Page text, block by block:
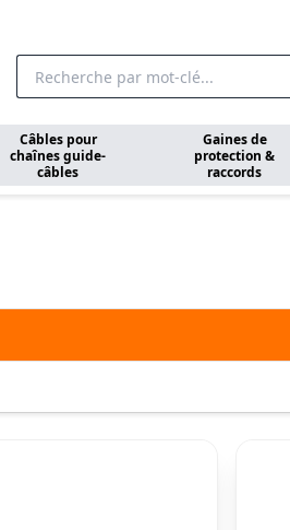
Câbles pour
chaînes guide-
câbles
Gaines de
protection &
raccords